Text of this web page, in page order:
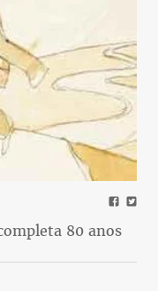
80 anos